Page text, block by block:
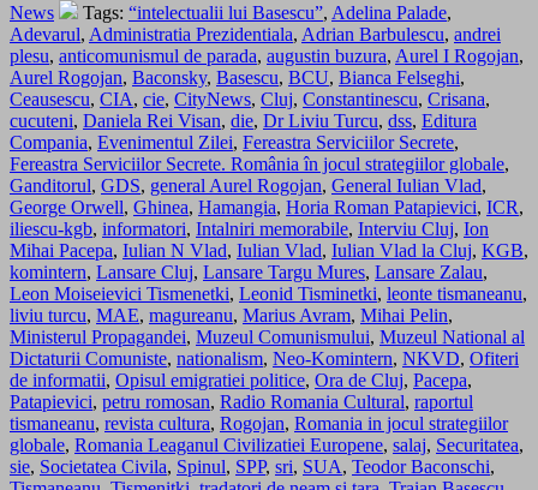
News
Tags: “intelectualii lui Basescu”, Adelina Palade,
Adevarul, Administratia Prezidentiala, Adrian Barbulescu, andrei
plesu, anticomunismul de parada, augustin buzura, Aurel I Rogojan,
Aurel Rogojan, Baconsky, Basescu, BCU, Bianca Felseghi,
Ceausescu, CIA, cie, CityNews, Cluj, Constantinescu, Crisana,
cucuteni, Daniela Rei Visan, die, Dr Liviu Turcu, dss, Editura
Compania, Evenimentul Zilei, Fereastra Serviciilor Secrete,
Fereastra Serviciilor Secrete. România în jocul strategiilor globale,
Ganditorul, GDS, general Aurel Rogojan, General Iulian Vlad,
George Orwell, Ghinea, Hamangia, Horia Roman Patapievici, ICR,
iliescu-kgb, informatori, Intalniri memorabile, Interviu Cluj, Ion
Mihai Pacepa, Iulian N Vlad, Iulian Vlad, Iulian Vlad la Cluj, KGB,
komintern, Lansare Cluj, Lansare Targu Mures, Lansare Zalau,
Leon Moiseievici Tismenetki, Leonid Tisminetki, leonte tismaneanu,
liviu turcu, MAE, magureanu, Marius Avram, Mihai Pelin,
Ministerul Propagandei, Muzeul Comunismului, Muzeul National al
Dictaturii Comuniste, nationalism, Neo-Komintern, NKVD, Ofiteri
de informatii, Opisul emigratiei politice, Ora de Cluj, Pacepa,
Patapievici, petru romosan, Radio Romania Cultural, raportul
tismaneanu, revista cultura, Rogojan, Romania in jocul strategiilor
globale, Romania Leaganul Civilizatiei Europene, salaj, Securitatea,
sie, Societatea Civila, Spinul, SPP, sri, SUA, Teodor Baconschi,